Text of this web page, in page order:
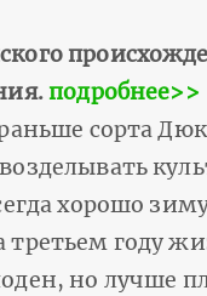
подробнее>>
сорта
хорошо
году
но лучше